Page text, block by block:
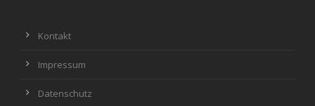
Kontakt
Impressum
Datenschutz